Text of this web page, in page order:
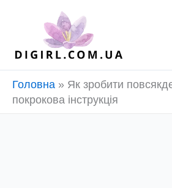
Головна » Як зробити
покрокова інструкція